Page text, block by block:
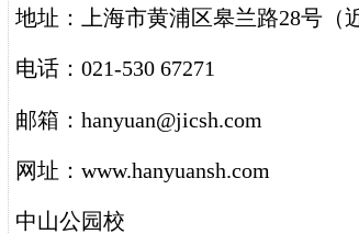
地址：上海市黄浦区皋兰路28号（
电话：021-530 67271
邮箱：hanyuan@jicsh.com
网址：www.hanyuansh.com
中山公园校